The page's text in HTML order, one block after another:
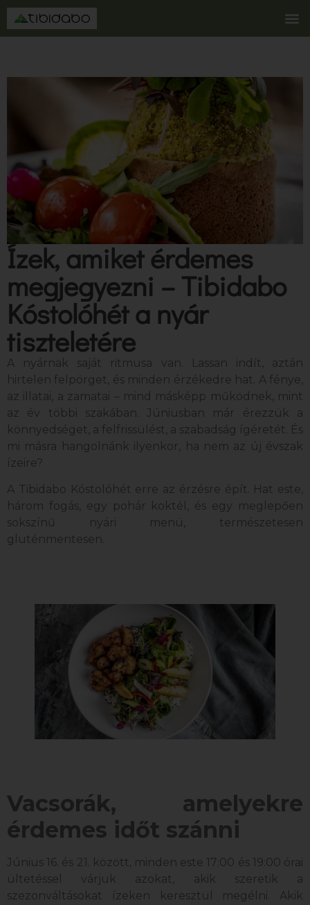
Ízek, amiket érdemes
megjegyezni – Tibidabo
Kóstolóhét a nyár
tiszteletére
A nyárnak saját ritmusa van. Lassan indít, aztán
hirtelen felpörget, és minden érzékedre hat. A fénye,
az illatai, a zamatai – mind másképp működnek, mint
az év többi szakában. Júniusban már érezzük a
könnyedséget, a felfrissülést, a szabadság ígéretét. És
mi másra hangolnánk ilyenkor, ha nem az új évszak
ízeire?
A Tibidabo Kóstolóhét erre az érzésre épít. Hat este,
három fogás, egy pohár koktél, és egy meglepően
sokszínű nyári menü, természetesen
gluténmentesen.
Vacsorák, amelyekre
érdemes időt szánni
Június 16. és 21. között, minden este 17:00 és 19:00 órai
ültetéssel várjuk azokat, akik szeretik a
szezonváltásokat ízeken keresztül megélni. Akik